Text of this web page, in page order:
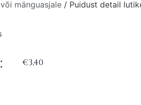
mänguasjale / Puidust detail
€3,40